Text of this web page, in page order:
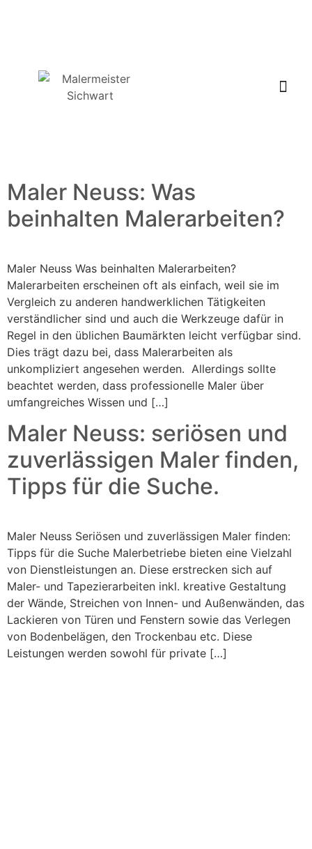
Maler Neuss: Was
beinhalten Malerarbeiten?
Maler Neuss Was beinhalten Malerarbeiten?
Malerarbeiten erscheinen oft als einfach, weil sie im
Vergleich zu anderen handwerklichen Tätigkeiten
verständlicher sind und auch die Werkzeuge dafür in
Regel in den üblichen Baumärkten leicht verfügbar sind.
Dies trägt dazu bei, dass Malerarbeiten als
unkompliziert angesehen werden. Allerdings sollte
beachtet werden, dass professionelle Maler über
umfangreiches Wissen und […]
Maler Neuss: seriösen und
zuverlässigen Maler finden,
Tipps für die Suche.
Maler Neuss Seriösen und zuverlässigen Maler finden:
Tipps für die Suche Malerbetriebe bieten eine Vielzahl
von Dienstleistungen an. Diese erstrecken sich auf
Maler- und Tapezierarbeiten inkl. kreative Gestaltung
der Wände, Streichen von Innen- und Außenwänden, das
Lackieren von Türen und Fenstern sowie das Verlegen
von Bodenbelägen, den Trockenbau etc. Diese
Leistungen werden sowohl für private […]